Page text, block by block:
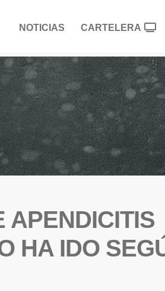
NOTICIAS CARTELERA
APENDICITIS
HA IDO